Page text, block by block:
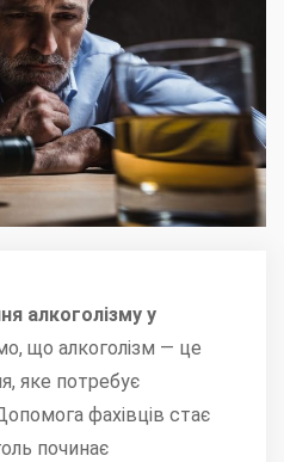
алкоголізму у
що алкоголізм — це
яке потребує
фахівців стає
починає